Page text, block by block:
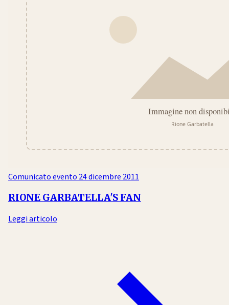
Comunicato evento 24 dicembre 2011
RIONE GARBATELLA'S FAN
Leggi articolo